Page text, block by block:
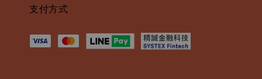
支付方式